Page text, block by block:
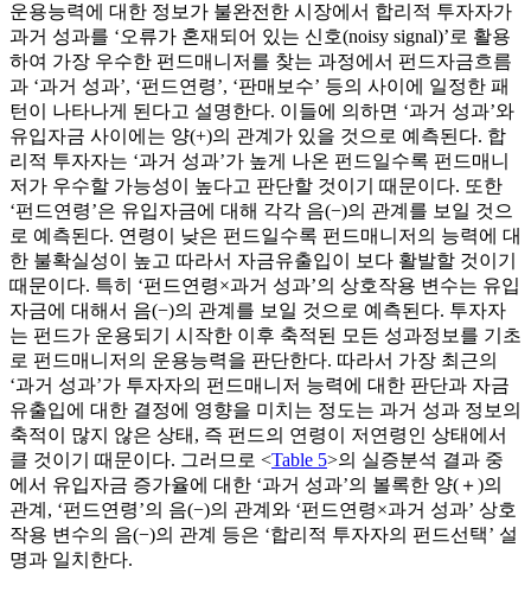
운용능력에 대한 정보가 불완전한 시장에서 합리적 투자자가
과거 성과를 ‘오류가 혼재되어 있는 신호(noisy signal)’로 활용
하여 가장 우수한 펀드매니저를 찾는 과정에서 펀드자금흐름
과 ‘과거 성과’, ‘펀드연령’, ‘판매보수’ 등의 사이에 일정한 패
턴이 나타나게 된다고 설명한다. 이들에 의하면 ‘과거 성과’와
유입자금 사이에는 양(+)의 관계가 있을 것으로 예측된다. 합
리적 투자자는 ‘과거 성과’가 높게 나온 펀드일수록 펀드매니
저가 우수할 가능성이 높다고 판단할 것이기 때문이다. 또한
‘펀드연령’은 유입자금에 대해 각각 음(−)의 관계를 보일 것으
로 예측된다. 연령이 낮은 펀드일수록 펀드매니저의 능력에 대
한 불확실성이 높고 따라서 자금유출입이 보다 활발할 것이기
때문이다. 특히 ‘펀드연령×과거 성과’의 상호작용 변수는 유입
자금에 대해서 음(−)의 관계를 보일 것으로 예측된다. 투자자
는 펀드가 운용되기 시작한 이후 축적된 모든 성과정보를 기초
로 펀드매니저의 운용능력을 판단한다. 따라서 가장 최근의
‘과거 성과’가 투자자의 펀드매니저 능력에 대한 판단과 자금
유출입에 대한 결정에 영향을 미치는 정도는 과거 성과 정보의
축적이 많지 않은 상태, 즉 펀드의 연령이 저연령인 상태에서
클 것이기 때문이다. 그러므로 <Table 5>의 실증분석 결과 중
에서 유입자금 증가율에 대한 ‘과거 성과’의 볼록한 양(＋)의
관계, ‘펀드연령’의 음(−)의 관계와 ‘펀드연령×과거 성과’ 상호
작용 변수의 음(−)의 관계 등은 ‘합리적 투자자의 펀드선택’ 설
명과 일치한다.